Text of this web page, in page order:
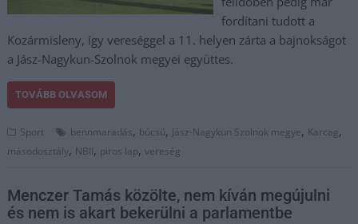
fordítani tudott a
Kozármisleny, így vereséggel a 11. helyen zárta a bajnokságot
a Jász-Nagykun-Szolnok megyei együttes.
TOVÁBB OLVASOM
Sport bennmaradás, búcsú, Jász-Nagykun Szolnok megye, Karcag,
másodosztály, NBII, piros lap,vereség
Menczer Tamás közölte, nem kíván megújulni
és nem is akart bekerülni a parlamentbe